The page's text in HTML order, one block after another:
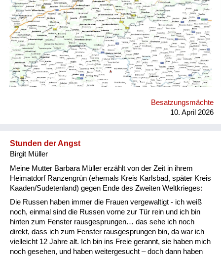
Versorgung
Heimkehrer
Fluchtgeschichten
Familiengeschichten
Schule und Ausbildung
Wiederaufbau und
Truppenübungsplatz für das tschechische Militär
umfunktioniert (Vojenský újezd Hradištĕ). Genau dort wo der
rote Stern eingezeichnet ist, befand sich ehemals Ranzengrün.
Besatzungsmächte
10. April 2026
Stunden der Angst
Birgit Müller
Meine Mutter Barbara Müller erzählt von der Zeit in ihrem
Heimatdorf Ranzengrün (ehemals Kreis Karlsbad, später Kreis
Kaaden/Sudetenland) gegen Ende des Zweiten Weltkrieges:
Die Russen haben immer die Frauen vergewaltigt - ich weiß
noch, einmal sind die Russen vorne zur Tür rein und ich bin
hinten zum Fenster rausgesprungen… das sehe ich noch
direkt, dass ich zum Fenster rausgesprungen bin, da war ich
vielleicht 12 Jahre alt. Ich bin ins Freie gerannt, sie haben mich
noch gesehen, und haben weitergesucht – doch dann haben